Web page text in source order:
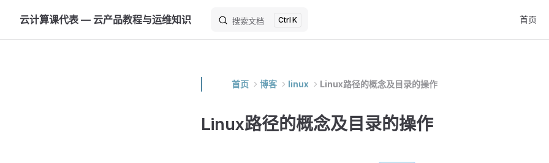
Skip to content
云计算课代表 — 云产品教程与运维知识 搜索文档 K 首页
首页 博客 linux Linux路径的概念及目录的操作
Linux路径的概念及目录的操作